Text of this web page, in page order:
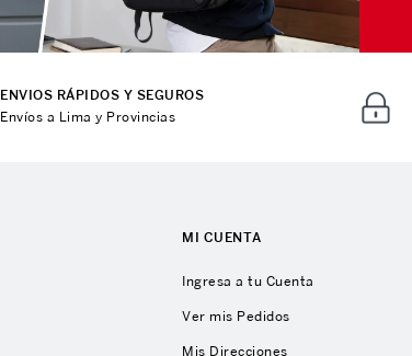
ENVIOS RÁPIDOS Y SEGUROS
Envíos a Lima y Provincias
MI CUENTA
Ingresa a tu Cuenta
Ver mis Pedidos
Mis Direcciones